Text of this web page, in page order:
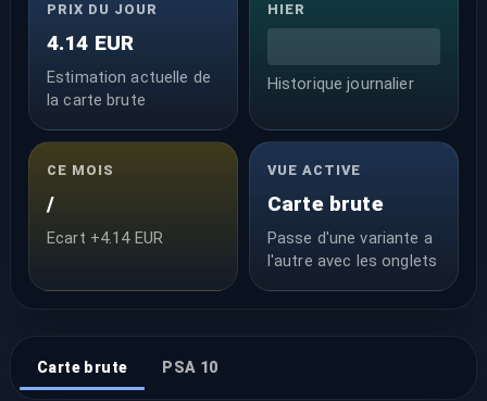
PRIX DU JOUR
4.14 EUR
Estimation actuelle de
la carte brute
HIER
Historique journalier
CE MOIS
/
Ecart +4.14 EUR
VUE ACTIVE
Carte brute
Passe d'une variante a
l'autre avec les onglets
Carte brute PSA 10